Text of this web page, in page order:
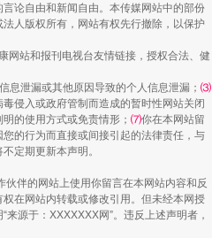
“谁都不怕”的他落马了
论自由和新闻自由。本传媒网站中的部份
人版权所有，网站有权先行撤除，以保护
网站和报刊电视台友情链接，授权合法、健
息泄漏或其他原因导致的个人信息泄漏； ⑶
侵入或政府管制而造成的暂时性网站关闭
的使用方式或免责情形； ⑺你在本网站留
的行为而直接或间接引起的法律责任，与
定期更新本声明。
伴的网站上使用你留言在本网站内容和反
在网站内转载或修改引用。但未经本网授
源于：XXXXXXX网”。违反上述声明者，